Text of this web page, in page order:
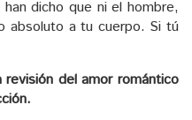
dicho que ni el hombre,
absoluto a tu cuerpo. Si tú
del amor romántico